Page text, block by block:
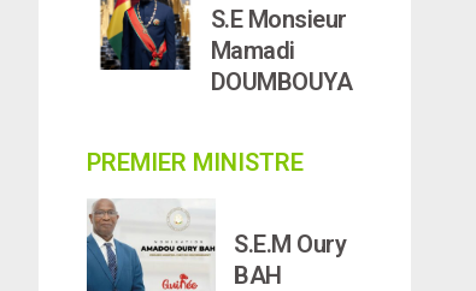
S.E Monsieur
Mamadi
DOUMBOUYA
PREMIER MINISTRE
S.E.M Oury
BAH